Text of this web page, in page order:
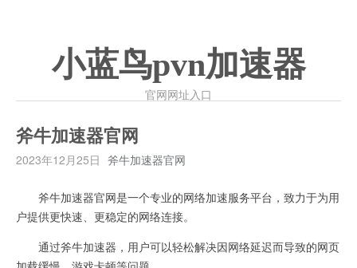
小蓝鸟pvn加速器
官网网址入口
斧牛加速器官网
2023年12月25日 斧牛加速器官网
斧牛加速器官网是一个专业的网络加速服务平台，致力于为用
户提供更快速、更稳定的网络连接。
通过斧牛加速器，用户可以轻松解决因网络延迟而导致的网页